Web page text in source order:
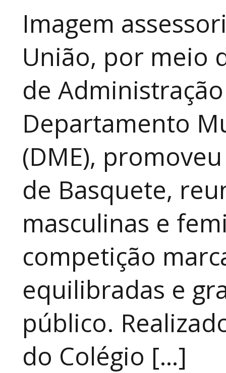
Imagem
União, por meio
de
Departamento
(DME),
de Basquete,
masculinas e
competição
equilibradas e
público.
do Colégio […]